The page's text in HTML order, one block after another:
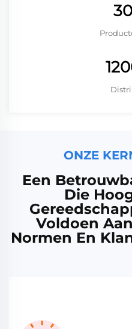
ONZE
Een
Die
Voldoen
Normen En